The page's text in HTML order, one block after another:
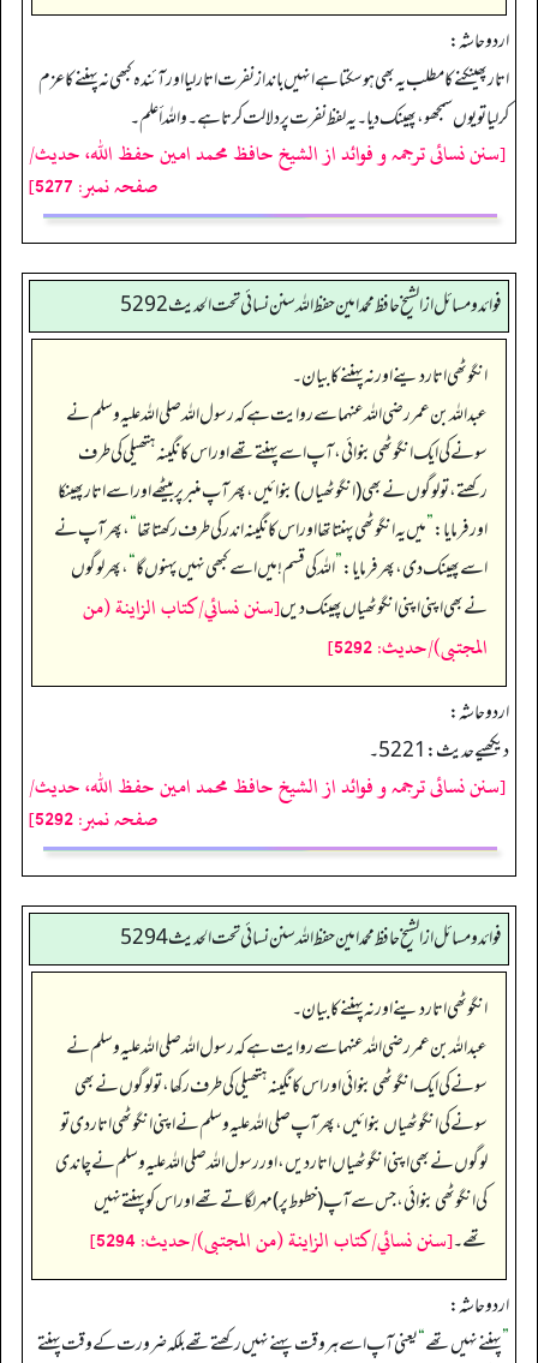
اردو حاشہ:
اتار پھینکنے کا مطلب یہ بھی ہوسکتا ہے انہیں بانداز نفرت اتار لیا اور آئندہ کبھی نہ پہننے کا عزم
کرلیا تو یوں سمجھو، پھینک دیا۔ یہ لفظ نفرت پر دلالت کرتا ہے۔ واللہ أعلم۔
[سنن نسائی ترجمہ و فوائد از الشیخ حافظ محمد امین حفظ اللہ، حدیث/
صفحہ نمبر: 5277]
فوائد ومسائل از الشيخ حافظ محمد امين حفظ الله سنن نسائي تحت الحديث5292
انگوٹھی اتار دینے اور نہ پہننے کا بیان۔
عبداللہ بن عمر رضی اللہ عنہما سے روایت ہے کہ رسول اللہ صلی اللہ علیہ وسلم نے
سونے کی ایک انگوٹھی بنوائی، آپ اسے پہنتے تھے اور اس کا نگینہ ہتھیلی کی طرف
رکھتے، تو لوگوں نے بھی (انگوٹھیاں) بنوائیں، پھر آپ منبر پر بیٹھے اور اسے اتار پھینکا
اور فرمایا:”میں یہ انگوٹھی پہنتا تھا اور اس کا نگینہ اندر کی طرف رکھتا تھا“، پھر آپ نے
اسے پھینک دی، پھر فرمایا:”اللہ کی قسم! میں اسے کبھی نہیں پہنوں گا“، پھر لوگوں
نے بھی اپنی اپنی انگوٹھیاں پھینک دیں[سنن نسائي/كتاب الزاينة (من
المجتبى)/حدیث: 5292]
اردو حاشہ:
دیکھیے حدیث:5221۔
[سنن نسائی ترجمہ و فوائد از الشیخ حافظ محمد امین حفظ اللہ، حدیث/
صفحہ نمبر: 5292]
فوائد ومسائل از الشيخ حافظ محمد امين حفظ الله سنن نسائي تحت الحديث5294
انگوٹھی اتار دینے اور نہ پہننے کا بیان۔
عبداللہ بن عمر رضی اللہ عنہما سے روایت ہے کہ رسول اللہ صلی اللہ علیہ وسلم نے
سونے کی ایک انگوٹھی بنوائی اور اس کا نگینہ ہتھیلی کی طرف رکھا، تو لوگوں نے بھی
سونے کی انگوٹھیاں بنوائیں، پھر آپ صلی اللہ علیہ وسلم نے اپنی انگوٹھی اتار دی تو
لوگوں نے بھی اپنی انگوٹھیاں اتار دیں، اور رسول اللہ صلی اللہ علیہ وسلم نے چاندی
کی انگوٹھی بنوائی، جس سے آپ (خطوط پر) مہر لگاتے تھے اور اس کو پہنتے نہیں
تھے۔[سنن نسائي/كتاب الزاينة (من المجتبى)/حدیث: 5294]
اردو حاشہ:
”پہننے نہیں تھے“یعنی آپ اسے ہر وقت پہنے نہیں رکھتے تھے بلکہ ضرورت کے وقت پہنتے